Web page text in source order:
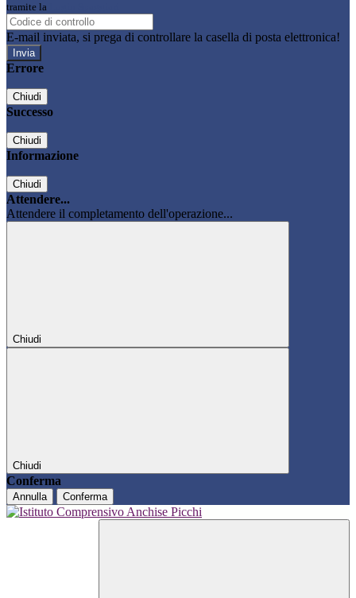
tramite la
E-mail inviata, si prega di controllare la casella di posta elettronica!
Errore
Chiudi
Successo
Chiudi
Informazione
Chiudi
Attendere...
Attendere il completamento dell'operazione...
Chiudi
Chiudi
Conferma
Annulla Conferma